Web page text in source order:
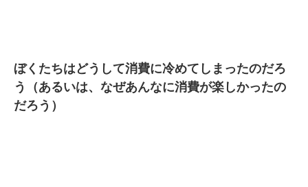
ぼくたちはどうして消費に冷めてしまったのだろ
う（あるいは、なぜあんなに消費が楽しかったの
だろう）